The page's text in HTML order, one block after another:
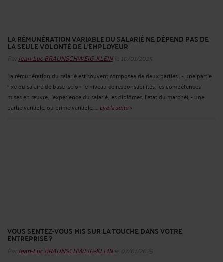
LA RÉMUNÉRATION VARIABLE DU SALARIÉ NE DÉPEND PAS DE
LA SEULE VOLONTÉ DE L’EMPLOYEUR
Par Jean-Luc BRAUNSCHWEIG-KLEINle 10/01/2025
La rémunération du salarié est souvent composée de deux parties : - une partie
fixe ou salaire de base (selon le niveau de responsabilités, les compétences
mises en œuvre, l’expérience du salarié, les diplômes, l’état du marché), - une
partie variable, ou prime variable, ... Lire la suite >
VOUS SENTEZ-VOUS MIS SUR LA TOUCHE DANS VOTRE
ENTREPRISE ?
Par Jean-Luc BRAUNSCHWEIG-KLEINle 07/01/2025